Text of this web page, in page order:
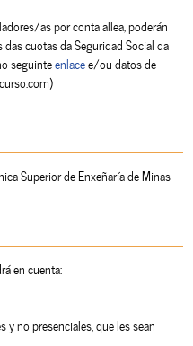
as por conta allea, poderán
cuotas da Seguridad Social da
seguinteenlacee/ou datos de
Superior de Enxeñaría de Minas
en cuenta:
y no presenciales, que les sean